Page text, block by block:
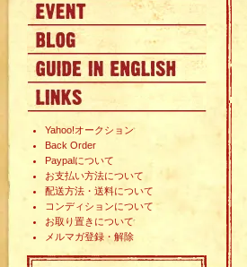
Yahoo!オークション
Back Order
Paypalについて
お支払い方法について
配送方法・送料について
コンディションについて
お取り置きについて
メルマガ登録・解除